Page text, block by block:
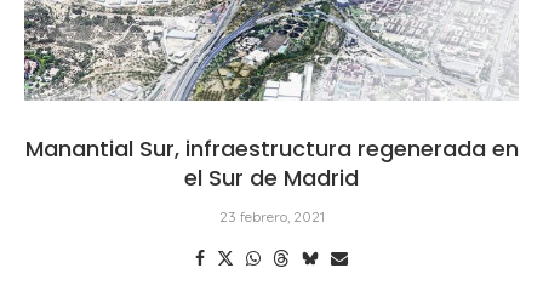
Manantial Sur, infraestructura regenerada en
el Sur de Madrid
23 febrero, 2021